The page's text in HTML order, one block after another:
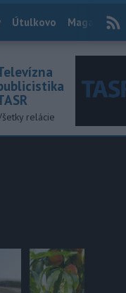
Útulkovo Magazín
relácie